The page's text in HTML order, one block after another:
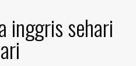
inggris sehari